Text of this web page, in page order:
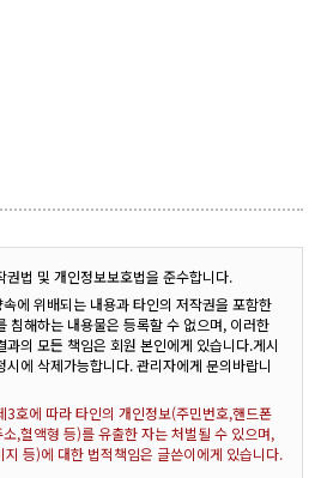
권법 및 개인정보보호법을 준수합니다.
에 위배되는 내용과 타인의 저작권을 포함한
침해하는 내용물은 등록할 수 없으며, 이러한
의 모든 책임은 회원 본인에게 있습니다.게시
시에 삭제가능합니다. 관리자에게 문의바랍니
호에 따라 타인의 개인정보(주민번호,핸드폰
,혈액형 등)를 유출한 자는 처벌될 수 있으며,
등)에 대한 법적책임은 글쓴이에게 있습니다.